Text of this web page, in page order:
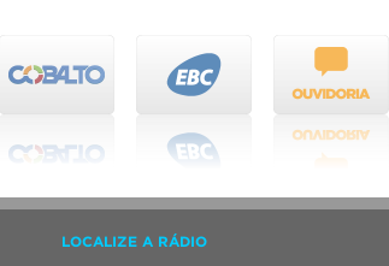
LOCALIZE A RÁDIO